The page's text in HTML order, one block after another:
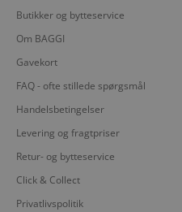
Butikker og bytteservice
Om BAGGI
Gavekort
FAQ - ofte stillede spørgsmål
Handelsbetingelser
Levering og fragtpriser
Retur- og bytteservice
Click & Collect
Privatlivspolitik